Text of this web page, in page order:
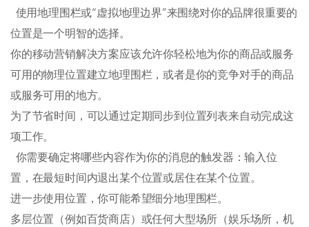
使用地理围栏或“虚拟地理边界”来围绕对你的品牌很重要的
位置是一个明智的选择。
你的移动营销解决方案应该允许你轻松地为你的商品或服务
可用的物理位置建立地理围栏，或者是你的竞争对手的商品
或服务可用的地方。
为了节省时间，可以通过定期同步到位置列表来自动完成这
项工作。
你需要确定将哪些内容作为你的消息的触发器：输入位
置，在最短时间内退出某个位置或居住在某个位置。
进一步使用位置，你可能希望细分地理围栏。
多层位置（例如百货商店）或任何大型场所（娱乐场所，机